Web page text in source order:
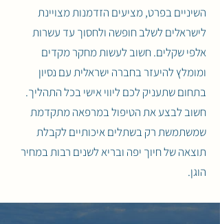
השיניים בפרט, מציעים הזדמנות מצויינת
לישראלים לשלב חופשה ולחסוך עד עשרות
אלפי שקלים. חשוב לעשות מחקר מקדים
ומומלץ להיעזר בחברה ישראלית עם נסיון
בתחום שתעניק לכם ליווי אישי בכל התהליך.
חשוב לבצע את הטיפול במרפאה מתקדמת
שמשתמשת רק בשתלים איכותיים לקבלת
תוצאה של חיוך יפה ובריא לשנים רבות במחיר
הוגן.